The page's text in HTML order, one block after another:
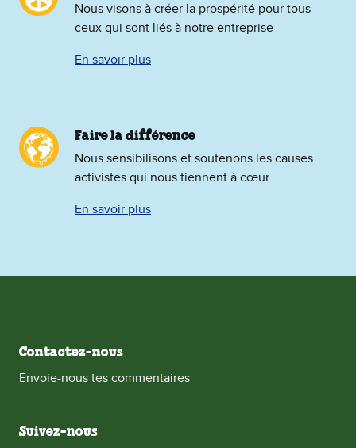
Nous visons à créer la prospérité pour tous
ceux qui sont liés à notre entreprise
En savoir plus
Faire la différence
Nous sensibilisons et soutenons les causes
activistes qui nous tiennent à cœur.
En savoir plus
Contactez-nous
Envoie-nous tes commentaires
Suivez-nous